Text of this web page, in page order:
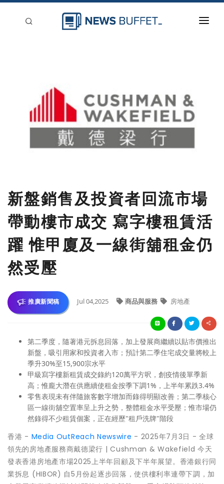
刊登
新盤銷售及投資者回流市場
帶動樓市成交 寫字樓租賃活
躍 惟甲廈及一線街舖租金仍
然受壓
推廣新聞稿 Jul 04,2025 商品與服務 房地產
第二季度，隨著港元拆息回落，加上發展商繼續以貼市價推出
新盤，吸引用家和投資者入市；預計第二季住宅成交量將較上
季升30%至15,900宗水平
甲級寫字樓新租賃成交錄約120萬平方呎，創疫情後單季新
高；惟龐大潛在供應續使租金按季下調1%，上半年累跌3.4%
零售表現未有伴隨旅客數字增加而錄得明顯改善；第二季核心
區一線街舖空置率呈上升之勢，整體租金水平受壓；惟市場仍
然錄得不少租賃個案，正在經歷"租戶洗牌"階段
香港 - Media OutReach Newswire - 2025年7月3日 - 全球
領先的房地產服務商戴德梁行 | Cushman & Wakefield 今天
發表香港房地產市場2025上半年回顧及下半年展望。香港銀行同
業拆息 (HIBOR) 自5月份起逐步回落，使供樓利率連帶下調，加